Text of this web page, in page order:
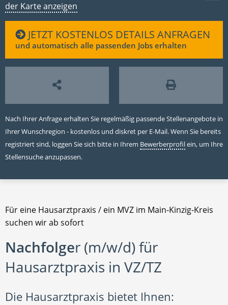
der Karte anzeigen
JETZT KOSTENLOS DETAILS ANFRAGEN
und automatisch alle passenden Jobs erhalten
Nach Ihrer Anfrage erhalten Sie regelmäßig passende Stellenangebote in
Ihrer Wunschregion - kostenlos und diskret per E-Mail. Wenn Sie bereits
registriert sind, loggen Sie sich bitte in Ihrem Bewerberprofilein, um Ihre
Stellensuche anzupassen.
Für eine Hausarztpraxis / ein MVZ im Main-Kinzig-Kreis
suchen wir ab sofort
Nachfolger (m/w/d) für
Hausarztpraxis in VZ/TZ
Die Hausarztpraxis bietet Ihnen: